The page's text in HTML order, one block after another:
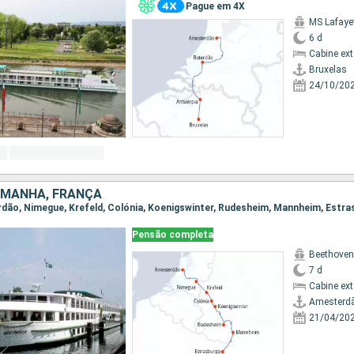
Pague em 4X
MS
6 d
Cabine
Bruxelas
24/10/
FRANÇA
Nimegue, Krefeld, Colónia, Koenigswinter, Rudesheim, Mannheim,
Pensão completa
Beethoven
7 d
Cabine
21/04/